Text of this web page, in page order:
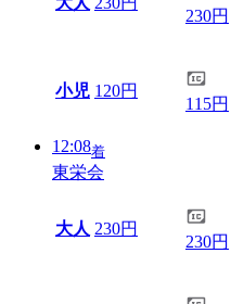
230円
小児 120円
115円
12:08着
東栄会
大人 230円
230円